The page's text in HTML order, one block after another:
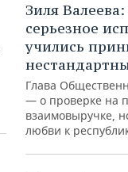
Зиля
серьезное
учились
Глава
— о проверке на
взаимовыручке,
любви к